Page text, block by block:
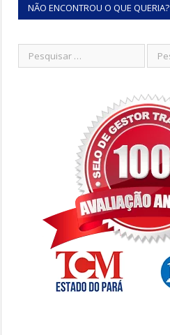
NÃO ENCONTROU O QUE QUERIA?